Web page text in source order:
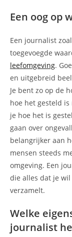
Een oog op
Een journalist
toegevoegde
leefomgeving.
en uitgebreid
Je bent zo op de
hoe het gesteld
je hoe het is
gaan over
belangrijker aan
mensen steeds
omgeving. Een
die alles dat je
verzamelt.
Welke
journalist